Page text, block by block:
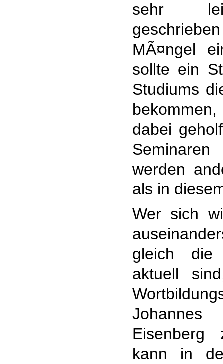
sehr
MÃ¤ngel
sollte ein
Studiums
dabei
werden
als in
Wer sich
gleich die
aktuell
Eisenberg
kann in